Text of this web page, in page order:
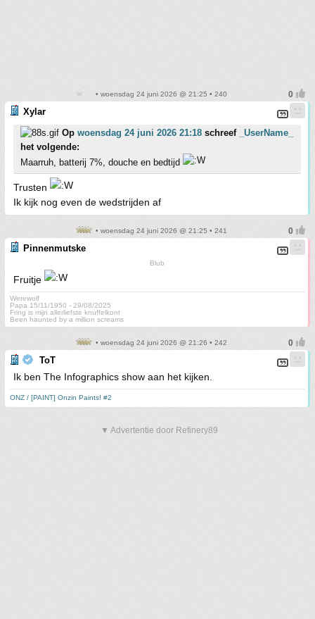
• woensdag 24 juni 2026 @ 21:25 • 240
Xylar
Op woensdag 24 juni 2026 21:18 schreef
_UserName_
het volgende:
Maarruh, batterij 7%, douche en bedtijd
Trusten
Ik kijk nog even de wedstrijden af
• woensdag 24 juni 2026 @ 21:25 • 241
Pinnenmutske
Blub
Fruitje
Werewolf
Papa 15/11/1950 - 29/08/2025
Fring is mijn allerliefste knuffelkont
Been haunted by a million screams
• woensdag 24 juni 2026 @ 21:26 • 242
ToT
Ik ben The Infographics show aan het kijken.
ONZ / [PAINT] Onzin Paints! #2
▼ Advertentie door Refinery89